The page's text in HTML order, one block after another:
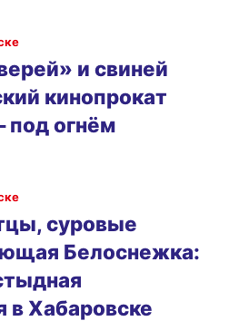
и свиней
кинопрокат
под огнём
суровые
Белоснежка:
в Хабаровске